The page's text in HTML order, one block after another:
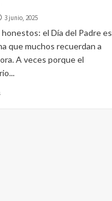
3 junio, 2025
honestos: el Día del Padre es
que muchos recuerdan a
A veces porque el